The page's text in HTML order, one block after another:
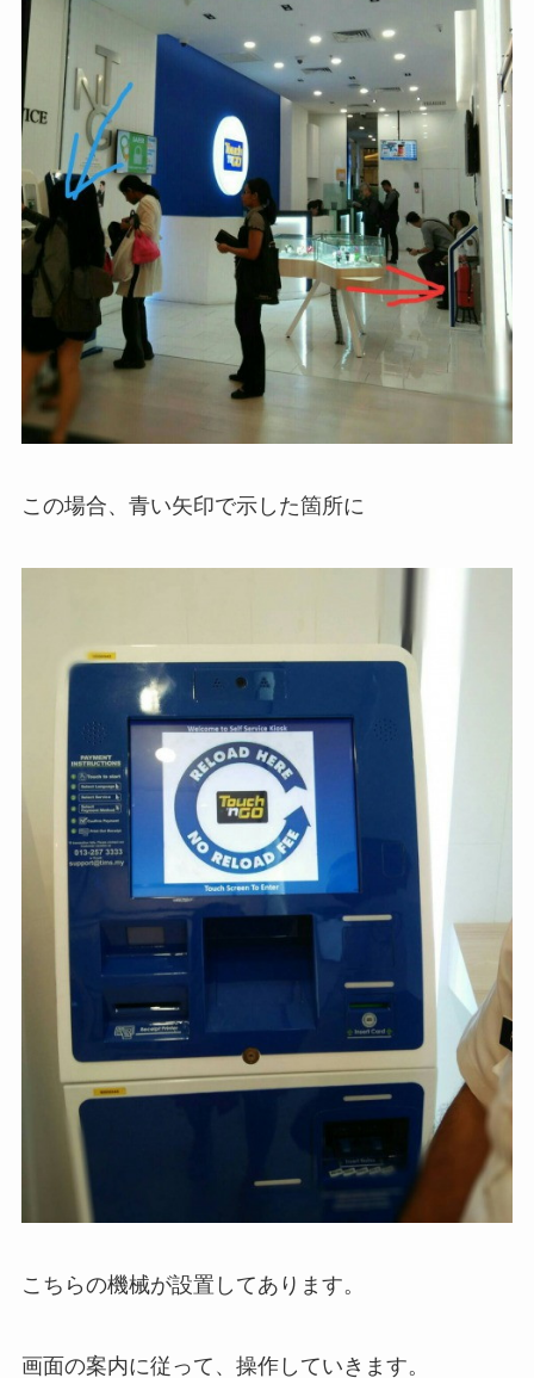
この場合、青い矢印で示した箇所に
こちらの機械が設置してあります。
画面の案内に従って、操作していきます。